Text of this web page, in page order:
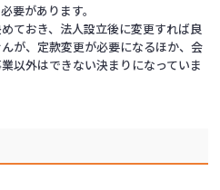
要があります。
ておき、法人設立後に変更すれば良
が、定款変更が必要になるほか、会
以外はできない決まりになっていま